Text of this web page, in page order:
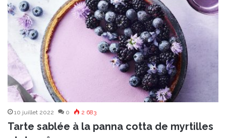
10 juillet 2022 0 2 683
Tarte sablée à la panna cotta de myrtilles